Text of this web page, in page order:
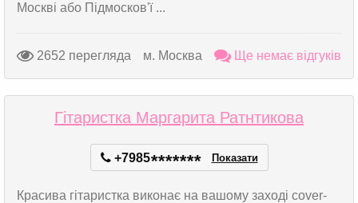
Москві або Підмосков'ї ...
2652 перегляда м. Москва Ще немає відгуків
Гітаристка Маргарита Ратнтикова
+7985******* Показати
Красива гітаристка виконає на вашому заході cover-